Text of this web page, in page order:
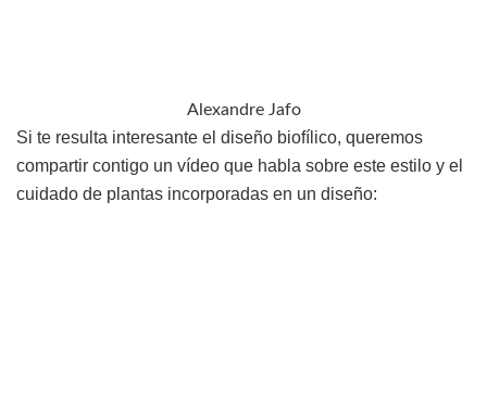
Alexandre Jafo
Si te resulta interesante el diseño biofílico, queremos
compartir contigo un vídeo que habla sobre este estilo y el
cuidado de plantas incorporadas en un diseño: